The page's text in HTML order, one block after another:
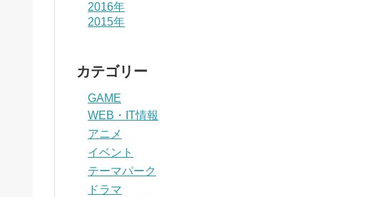
2016年
2015年
カテゴリー
GAME
WEB・IT情報
アニメ
イベント
テーマパーク
ドラマ